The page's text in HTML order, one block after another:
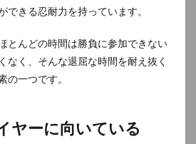
できる忍耐力を持っています。
とんどの時間は勝負に参加できない
なく、そんな退屈な時間を耐え抜く
の一つです。
ヤーに向いている